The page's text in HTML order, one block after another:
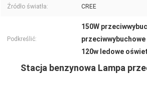
Źródło światła: CREE
Podkreślić:
150W
120w ledowe
Stacja benzynowa Lampa